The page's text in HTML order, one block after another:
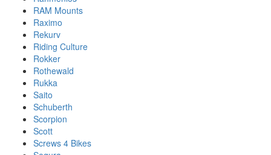
RAM Mounts
Raximo
Rekurv
Riding Culture
Rokker
Rothewald
Rukka
Saito
Schuberth
Scorpion
Scott
Screws 4 Bikes